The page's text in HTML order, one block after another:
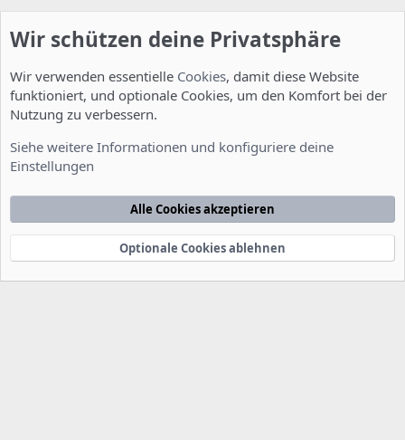
Nutzungsbedingungen Datenschutzerklärung
Startseite
e
Community platform by XenForo® © 2010-2022 XenForo Ltd.
xenDach©2010-2014
Wir schützen deine Privatsphäre
Wir verwenden essentielle Cookies, damit diese Website
funktioniert, und optionale Cookies, um den Komfort bei der
Nutzung zu verbessern.
Siehe weitere Informationen und konfiguriere deine
Einstellungen
Alle Cookies akzeptieren
Optionale Cookies ablehnen